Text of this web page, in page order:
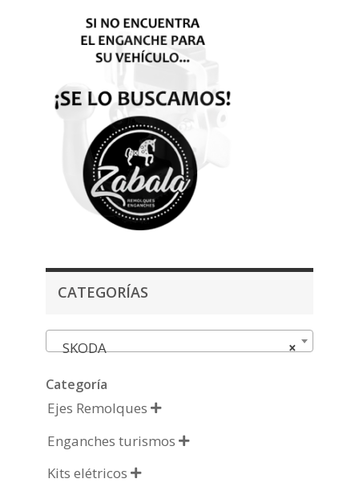
CATEGORÍAS
×
SKODA
Categoría
Ejes Remolques 
Enganches turismos 
Kits elétricos 